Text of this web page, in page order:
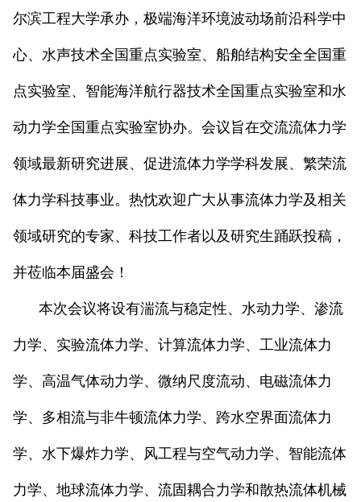
尔滨工程大学承办，极端海洋环境波动场前沿科学中
心、水声技术全国重点实验室、船舶结构安全全国重
点实验室、智能海洋航行器技术全国重点实验室和水
动力学全国重点实验室协办。会议旨在交流流体力学
领域最新研究进展、促进流体力学学科发展、繁荣流
体力学科技事业。热忱欢迎广大从事流体力学及相关
领域研究的专家、科技工作者以及研究生踊跃投稿，
并莅临本届盛会！
本次会议将设有湍流与稳定性、水动力学、渗流
力学、实验流体力学、计算流体力学、工业流体力
学、高温气体动力学、微纳尺度流动、电磁流体力
学、多相流与非牛顿流体力学、跨水空界面流体力
学、水下爆炸力学、风工程与空气动力学、智能流体
力学、地球流体力学、流固耦合力学和散热流体机械